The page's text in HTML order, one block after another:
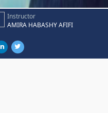
Instructor
AMIRA HABASHY AFIFI